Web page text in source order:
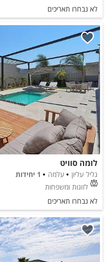
לא נבחרו תאריכים
לומה סוויט
גליל עליון עלמה
1 יחידות
לזוגות ומשפחות
לא נבחרו תאריכים